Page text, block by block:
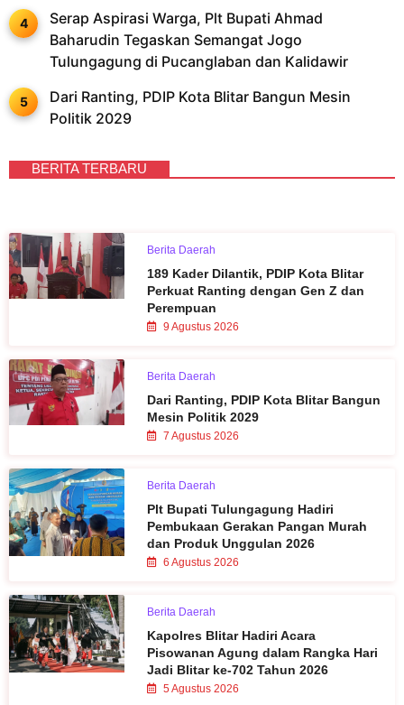
Serap Aspirasi Warga, Plt Bupati Ahmad
Baharudin Tegaskan Semangat Jogo
Tulungagung di Pucanglaban dan Kalidawir
Dari Ranting, PDIP Kota Blitar Bangun Mesin
Politik 2029
BERITA TERBARU
Berita Daerah
189 Kader Dilantik, PDIP Kota Blitar
Perkuat Ranting dengan Gen Z dan
Perempuan
9 Agustus 2026
Berita Daerah
Dari Ranting, PDIP Kota Blitar Bangun
Mesin Politik 2029
7 Agustus 2026
Berita Daerah
Plt Bupati Tulungagung Hadiri
Pembukaan Gerakan Pangan Murah
dan Produk Unggulan 2026
6 Agustus 2026
Berita Daerah
Kapolres Blitar Hadiri Acara
Pisowanan Agung dalam Rangka Hari
Jadi Blitar ke-702 Tahun 2026
5 Agustus 2026